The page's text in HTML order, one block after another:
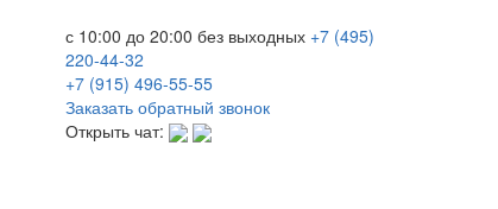
с 10:00 до 20:00 без выходных +7 (495)
220-44-32
+7 (915) 496-55-55
Заказать обратный звонок
Открыть чат: